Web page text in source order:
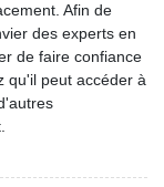
Afin de
des experts en
de faire confiance
qu'il peut accéder à